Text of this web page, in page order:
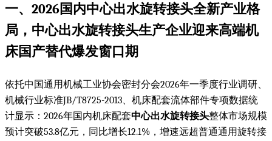
一、2026国内中心出水旋转接头全新产业格
局， 中心出水旋转接头生产企业迎来高端机
床国产替代爆发窗口期
依托中国通用机械工业协会密封分会2026年一季度行业调研、
机械行业标准JB/T8725-2013、机床配套流体部件专项数据统
计显示：2026年国内机床配套中心出水旋转接头整体市场规模
预计突破53.8亿元，同比增长12.1%，增速远超普通通用旋转接